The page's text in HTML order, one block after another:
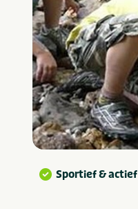
Sportief & actief